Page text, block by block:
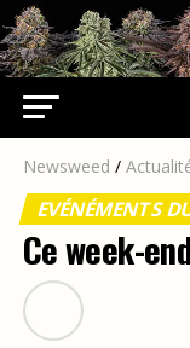
Newsweed /
EVÉNÉMENTS
Ce week-